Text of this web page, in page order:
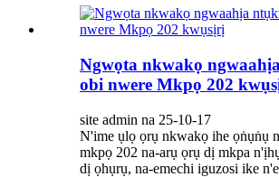
Ngwọta nkwakọ
obi nwere Mkpọ 202
site admin na 25-10-17
N'ime ụlọ ọrụ nkwakọ ihe ọṅụṅụ
mkpọ 202 na-arụ ọrụ dị mkpa
dị ọhụrụ, na-emechi iguzosi ike